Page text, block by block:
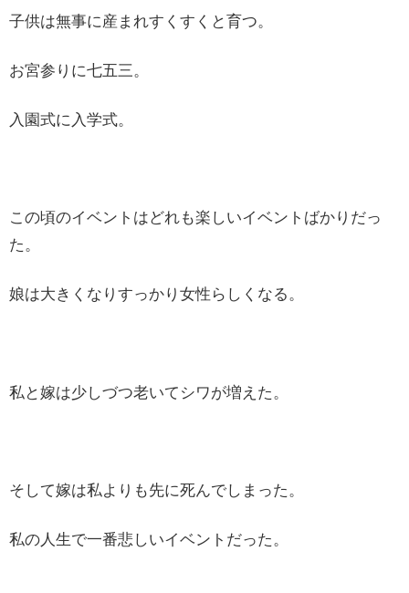
子供は無事に産まれすくすくと育つ。
お宮参りに七五三。
入園式に入学式。
この頃のイベントはどれも楽しいイベントばかりだっ
た。
娘は大きくなりすっかり女性らしくなる。
私と嫁は少しづつ老いてシワが増えた。
そして嫁は私よりも先に死んでしまった。
私の人生で一番悲しいイベントだった。